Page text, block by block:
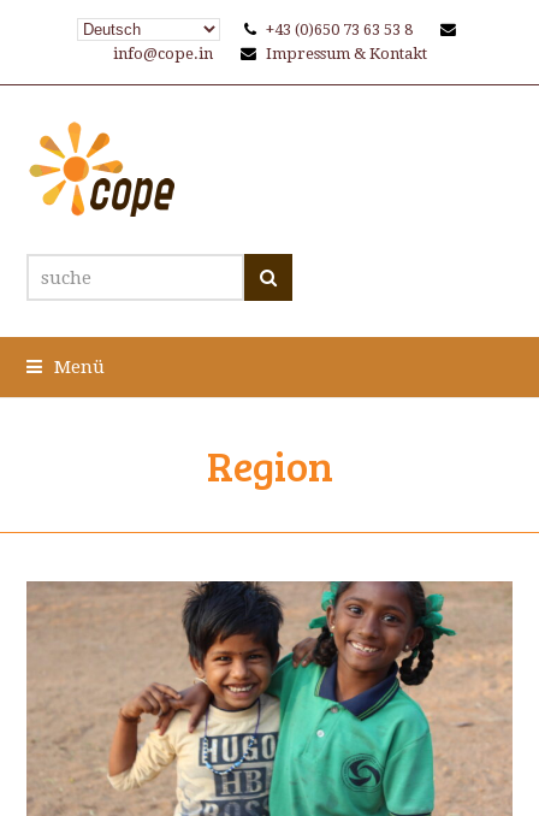
+43 (0)650 73 63 53 8
info@cope.in
Impressum & Kontakt
suche
Menü
Region